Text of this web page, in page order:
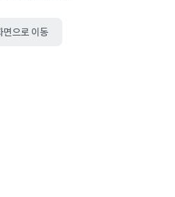
면으로 이동